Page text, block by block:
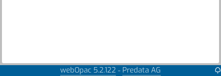
webOpac 5.2.122 - Predata AG